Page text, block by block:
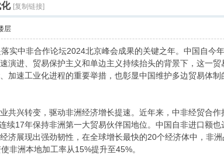
[复制链接]
层
实中非合作论坛2024北京峰会成果的关键之年。中国自今
演进、贸易保护主义和单边主义持续抬头的背景下，这一
加速工业化进程的重要举措，也彰显中国维护多边贸易体
共兴转变，驱动非洲经济增长提速。近年来，中非经贸合
续17年保持非洲第一大贸易伙伴国地位。中国自非进口额
济展现出强劲韧性，在全球增长最快的20个经济体中，非
非洲本地加工率从15%提升至45%。